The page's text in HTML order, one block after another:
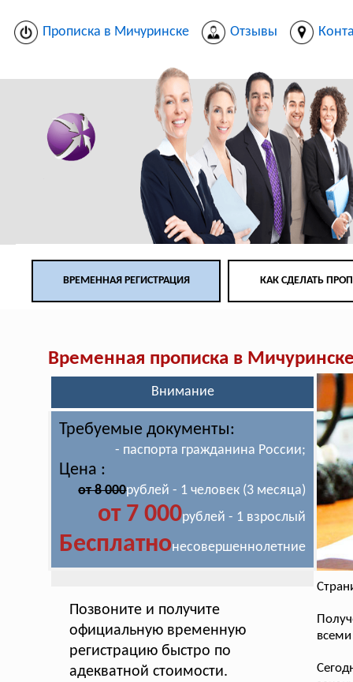
Прописка в Мичуринске Отзывы
ВРЕМЕННАЯ РЕГИСТРАЦИЯ КАК СДЕЛАТЬ
Временная прописка в
Внимание
Требуемые документы:
- паспорта гражданина России;
Цена :
от 8 000рублей - 1 человек (3 месяца)
от 7 000рублей - 1 взрослый
Бесплатнонесовершеннолетние
Позвоните и получите
официальную временную
регистрацию быстро по
адекватной стоимости.